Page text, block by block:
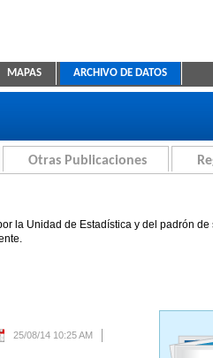
MAPAS ARCHIVO DE DATOS
Otras Publicaciones
la Unidad de Estadística y del padrón
25/08/14 10:25 AM